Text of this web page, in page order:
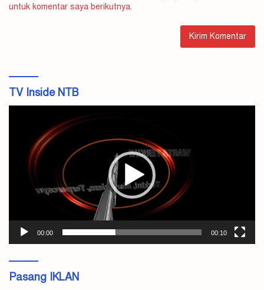
untuk komentar saya berikutnya.
TV Inside NTB
00:00 00:10
Pasang IKLAN